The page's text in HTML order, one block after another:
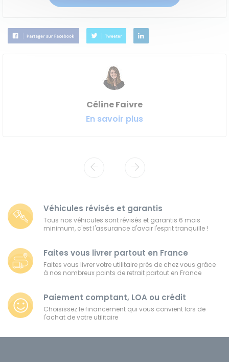
Céline Faivre
En savoir plus
Véhicules révisés et garantis
Tous nos véhicules sont révisés et garantis 6 mois
minimum, c'est l'assurance d'avoir l'esprit tranquille !
Faites vous livrer partout en France
Faites vous livrer votre utilitaire près de chez vous grâce
à nos nombreux points de retrait partout en France
Paiement comptant, LOA ou crédit
Choisissez le financement qui vous convient lors de
l'achat de votre utilitaire